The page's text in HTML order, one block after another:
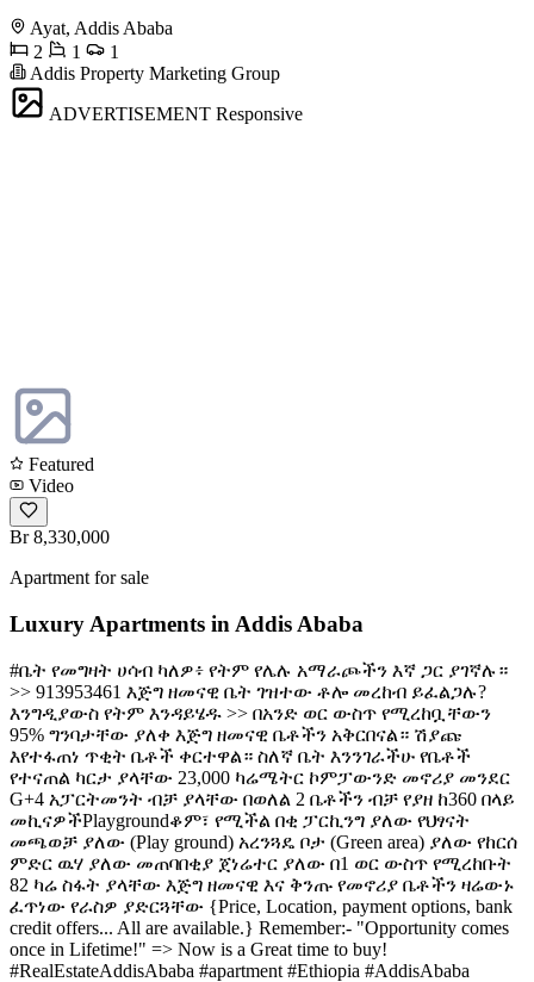
Ayat, Addis Ababa
2
1
1
Addis Property Marketing Group
ADVERTISEMENT Responsive
Featured
Video
Br 8,330,000
Apartment for sale
Luxury Apartments in Addis Ababa
#ቤት የመግዛት ሀሳብ ካለዎ፥ የትም የሌሉ አማራጮችን እኛ ጋር ያገኛሉ።
>> 913953461 እጅግ ዘመናዊ ቤት ገዝተው ቶሎ መረከብ ይፈልጋሉ?
እንግዲያውስ የትም እንዳይሄዱ >> በአንድ ወር ውስጥ የሚረከቧቸውን
95% ግንባታቸው ያለቀ እጅግ ዘመናዊ ቤቶችን አቅርበናል። ሽያጩ
እየተፋጠነ ጥቂት ቤቶች ቀርተዋል። ስለኛ ቤት እንንገራችሁ የቤቶች
የተናጠል ካርታ ያላቸው 23,000 ካሬሜትር ኮምፓውንድ መኖሪያ መንደር
G+4 አፓርትመንት ብቻ ያላቸው በወለል 2 ቤቶችን ብቻ የያዘ ከ360 በላይ
መኪናዎችPlaygroundቆም፣ የሚችል በቂ ፓርኪንግ ያለው የህፃናት
መጫወቻ ያለው (Play ground) አረንጓዴ ቦታ (Green area) ያለው የከርሰ
ምድር ዉሃ ያለው መጠባበቂያ ጀነሬተር ያለው በ1 ወር ውስጥ የሚረከቡት
82 ካሬ ስፋት ያላቸው እጅግ ዘመናዊ እና ቅንጡ የመኖሪያ ቤቶችን ዛሬውኑ
ፈጥነው የራስዎ ያድርጓቸው {Price, Location, payment options, bank
credit offers... All are available.} Remember:- "Opportunity comes
once in Lifetime!" => Now is a Great time to buy!
#RealEstateAddisAbaba #apartment #Ethiopia #AddisAbaba